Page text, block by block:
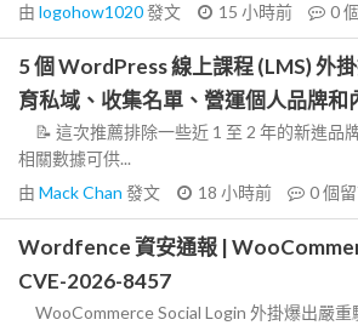
由 logohow1020發文 15 小時前 0
5 個 WordPress 線上課程 (LMS) 外
育私域、收集名單、營運個人品牌和
📝 這次推薦排除一些近 1 至 2 年的新進品
相關數據可供...
由 Mack Chan 發文 18 小時前 0個
Wordfence 資安通報 |
CVE-2026-8457
WooCommerce Social Login 外掛爆出嚴重